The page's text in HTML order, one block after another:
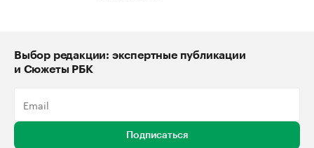
Выбор редакции: экспертные публикации
и Сюжеты РБК
Подписаться